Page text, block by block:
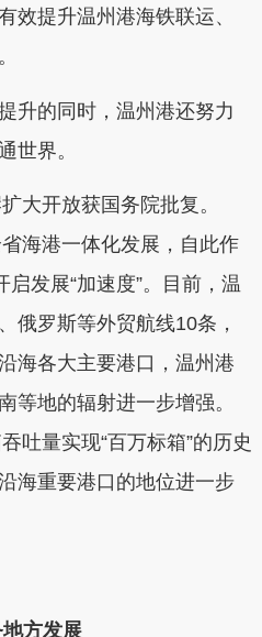
效提升温州港海铁联运、
的同时，温州港还努力
世界。
开放获国务院批复。
海港一体化发展，自此作
启发展“加速度”。目前，温
俄罗斯等外贸航线10条，
海各大主要港口，温州港
等地的辐射进一步增强。
吐量实现“百万标箱”的历史
海重要港口的地位进一步
方发展